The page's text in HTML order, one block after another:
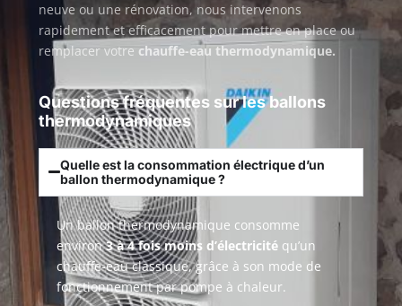
neuve ou une rénovation, nous intervenons
rapidement et efficacement pour mettre en place ou
remplacer votre chauffe-eau thermodynamique.
Questions fréquentes sur les ballons
thermodynamiques
Quelle est la consommation électrique d’un
ballon thermodynamique ?
Un ballon thermodynamique consomme
environ3 à 4 fois moins d’électricité qu’un
chauffe-eau classique, grâce à son mode de
fonctionnement par pompe à chaleur.